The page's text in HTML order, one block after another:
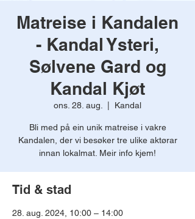
Matreise i Kandalen
- Kandal Ysteri,
Sølvene Gard og
Kandal Kjøt
ons. 28. aug. Kandal
Bli med på ein unik matreise i vakre
Kandalen, der vi besøker tre ulike aktørar
innan lokalmat. Meir info kjem!
Tid & stad
28. aug. 2024, 10:00 – 14:00